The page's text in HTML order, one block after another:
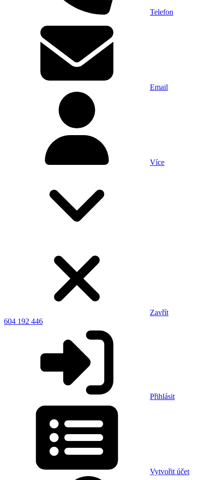
Telefon
Email
Více
Zavřít
604 192 446
Přihlásit
Vytvořit účet